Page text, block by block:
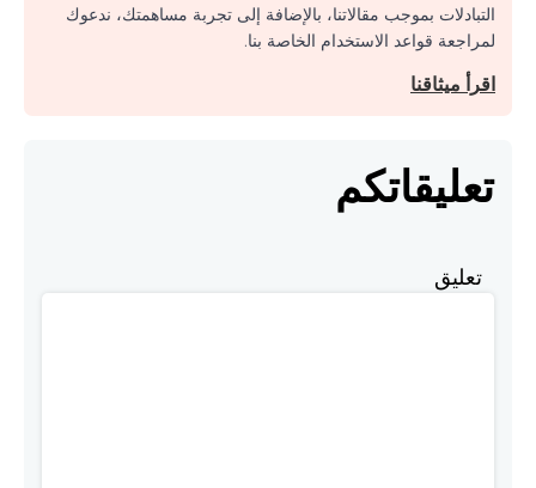
التبادلات بموجب مقالاتنا، بالإضافة إلى تجربة مساهمتك، ندعوك
لمراجعة قواعد الاستخدام الخاصة بنا.
اقرأ ميثاقنا
تعليقاتكم
تعليق